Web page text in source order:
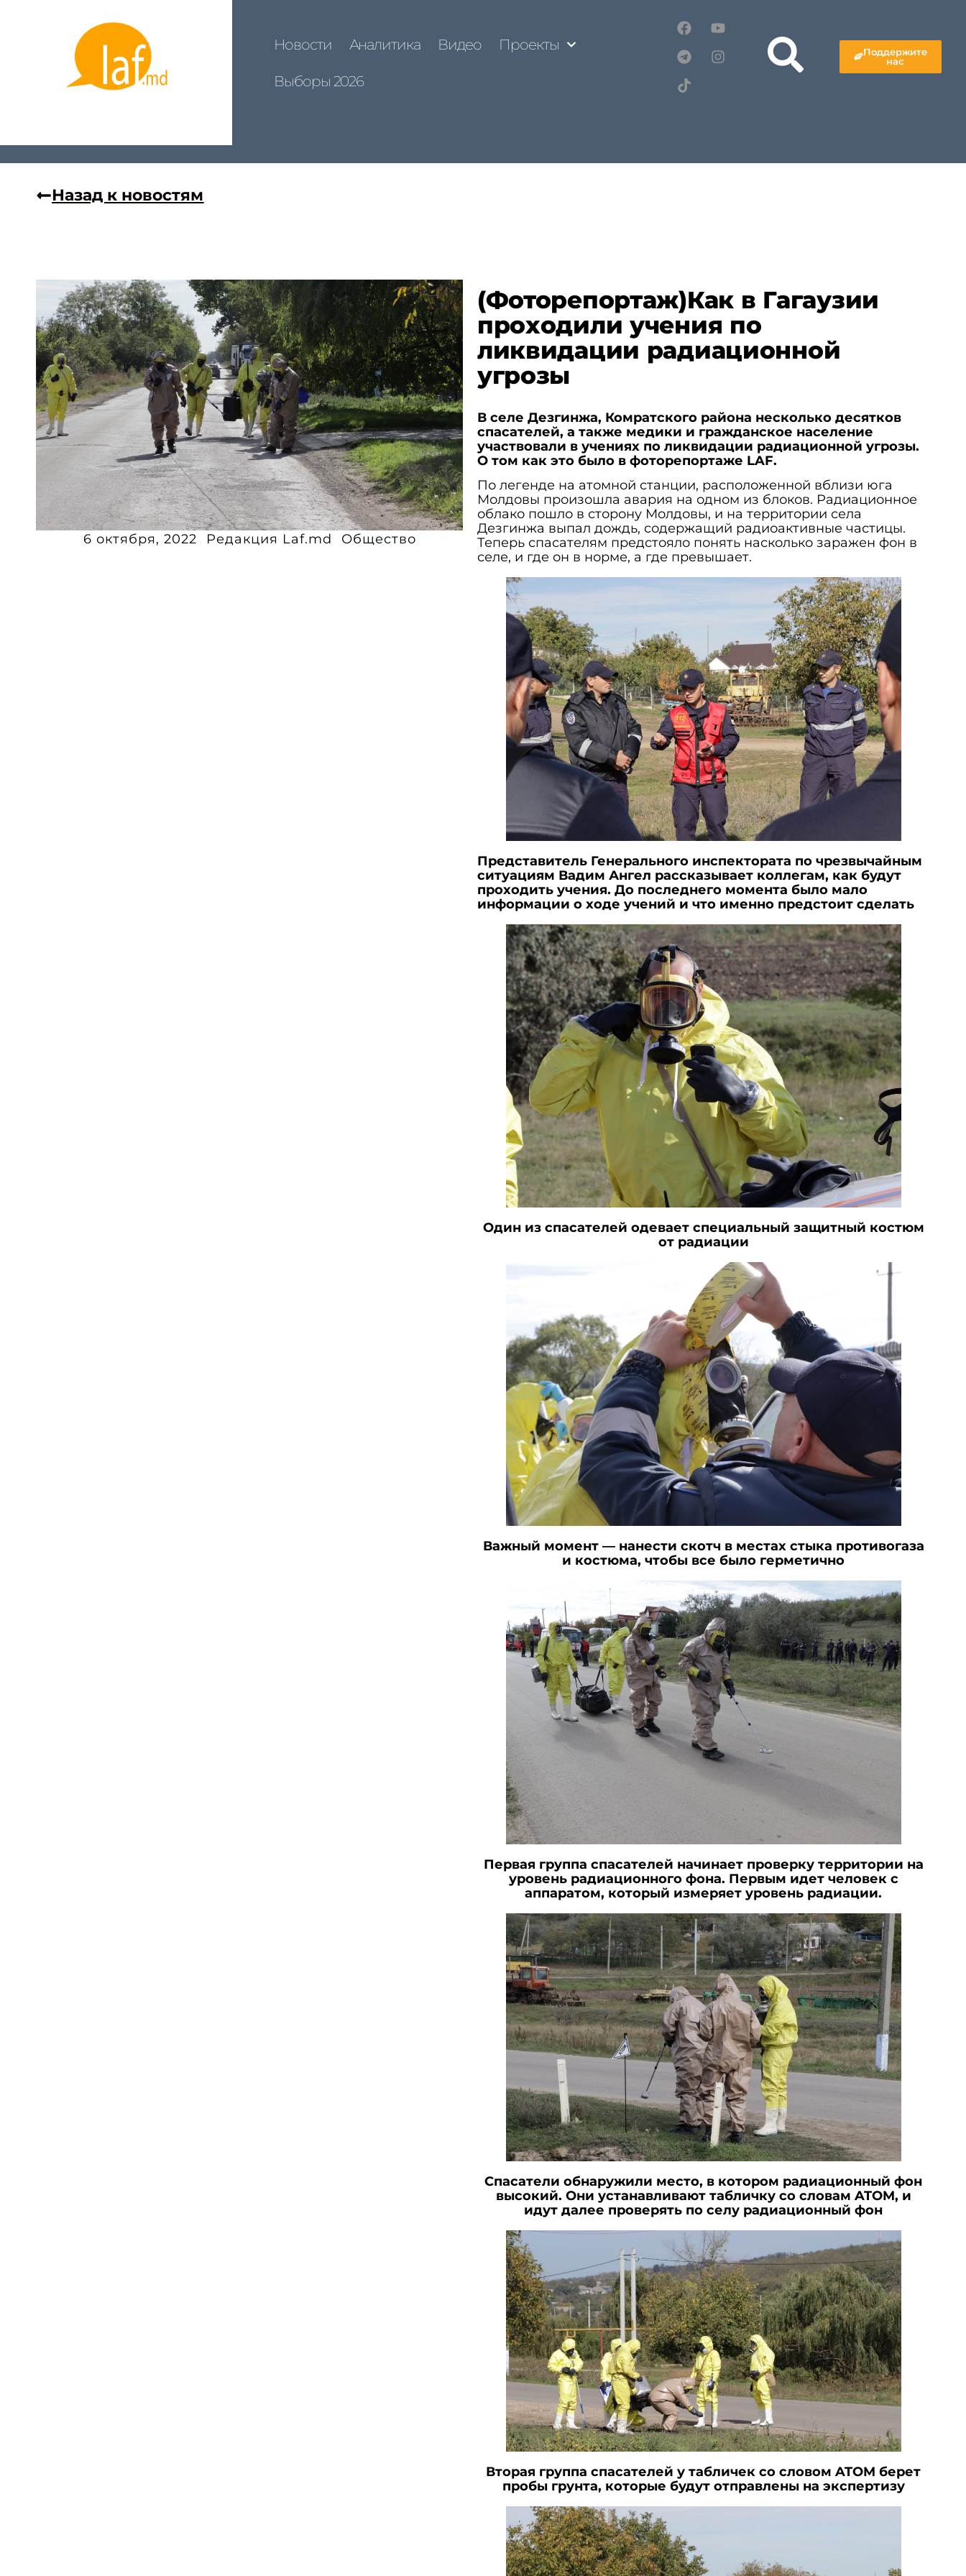
Новости Аналитика Видео Проекты
Выборы 2026
Поддержите
нас
Назад к новостям
6 октября, 2022 Редакция Laf.md Общество
(Фоторепортаж)Как в Гагаузии
проходили учения по
ликвидации радиационной
угрозы
В селе Дезгинжа, Комратского района несколько десятков
спасателей, а также медики и гражданское население
участвовали в учениях по ликвидации радиационной угрозы.
О том как это было в фоторепортаже LAF.
По легенде на атомной станции, расположенной вблизи юга
Молдовы произошла авария на одном из блоков. Радиационное
облако пошло в сторону Молдовы, и на территории села
Дезгинжа выпал дождь, содержащий радиоактивные частицы.
Теперь спасателям предстояло понять насколько заражен фон в
селе, и где он в норме, а где превышает.
Представитель Генерального инспектората по чрезвычайным
ситуациям Вадим Ангел рассказывает коллегам, как будут
проходить учения. До последнего момента было мало
информации о ходе учений и что именно предстоит сделать
Один из спасателей одевает специальный защитный костюм
от радиации
Важный момент — нанести скотч в местах стыка противогаза
и костюма, чтобы все было герметично
Первая группа спасателей начинает проверку территории на
уровень радиационного фона. Первым идет человек с
аппаратом, который измеряет уровень радиации.
Спасатели обнаружили место, в котором радиационный фон
высокий. Они устанавливают табличку со словам ATOM, и
идут далее проверять по селу радиационный фон
Вторая группа спасателей у табличек со словом ATOM берет
пробы грунта, которые будут отправлены на экспертизу